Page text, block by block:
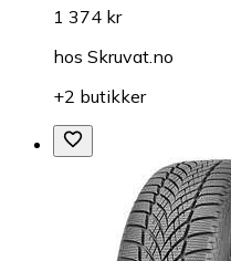
1 374 kr
hos Skruvat.no
+2 butikker